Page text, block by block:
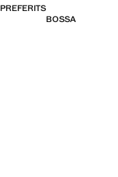
PREFERITS
BOSSA